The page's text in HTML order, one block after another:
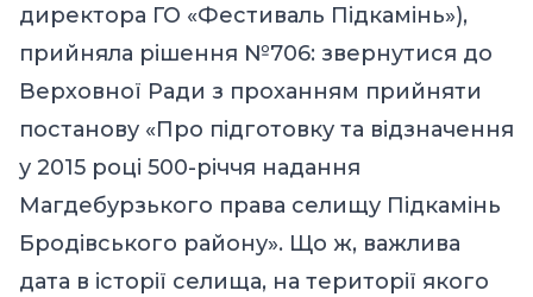
директора ГО «Фестиваль Підкамінь»),
прийняла рішення №706: звернутися до
Верховної Ради з проханням прийняти
постанову «Про підготовку та відзначення
у 2015 році 500-річчя надання
Магдебурзького права селищу Підкамінь
Бродівського району». Що ж, важлива
дата в історії селища, на території якого